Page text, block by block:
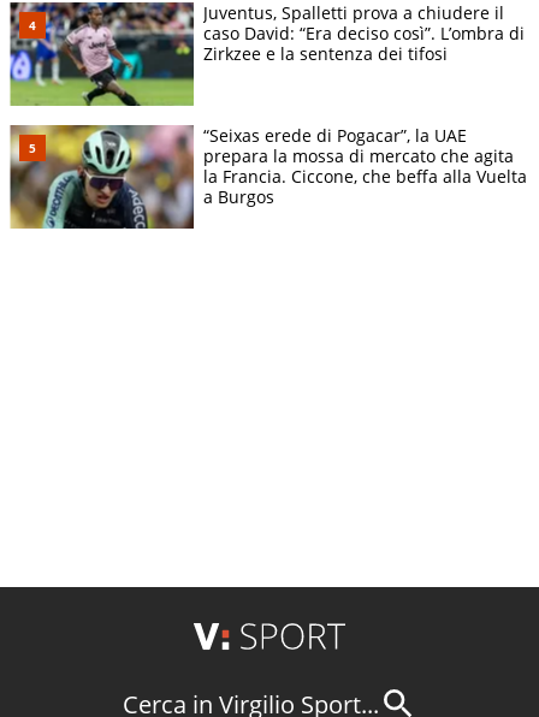
Juventus, Spalletti prova a chiudere il
caso David: “Era deciso così”. L’ombra di
Zirkzee e la sentenza dei tifosi
“Seixas erede di Pogacar”, la UAE
prepara la mossa di mercato che agita
la Francia. Ciccone, che beffa alla Vuelta
a Burgos
Cerca in Virgilio Sport...